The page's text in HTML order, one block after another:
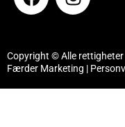
Copyright © Alle rettigheter
Færder Marketing |